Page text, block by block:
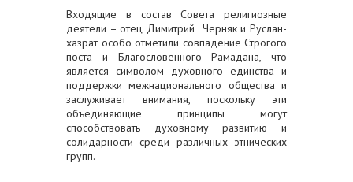
Входящие в состав Совета религиозные
деятели – отец Димитрий Черняк и Руслан-
хазрат особо отметили совпадение Строгого
поста и Благословенного Рамадана, что
является символом духовного единства и
поддержки межнационального общества и
заслуживает внимания, поскольку эти
объединяющие принципы могут
способствовать духовному развитию и
солидарности среди различных этнических
групп.